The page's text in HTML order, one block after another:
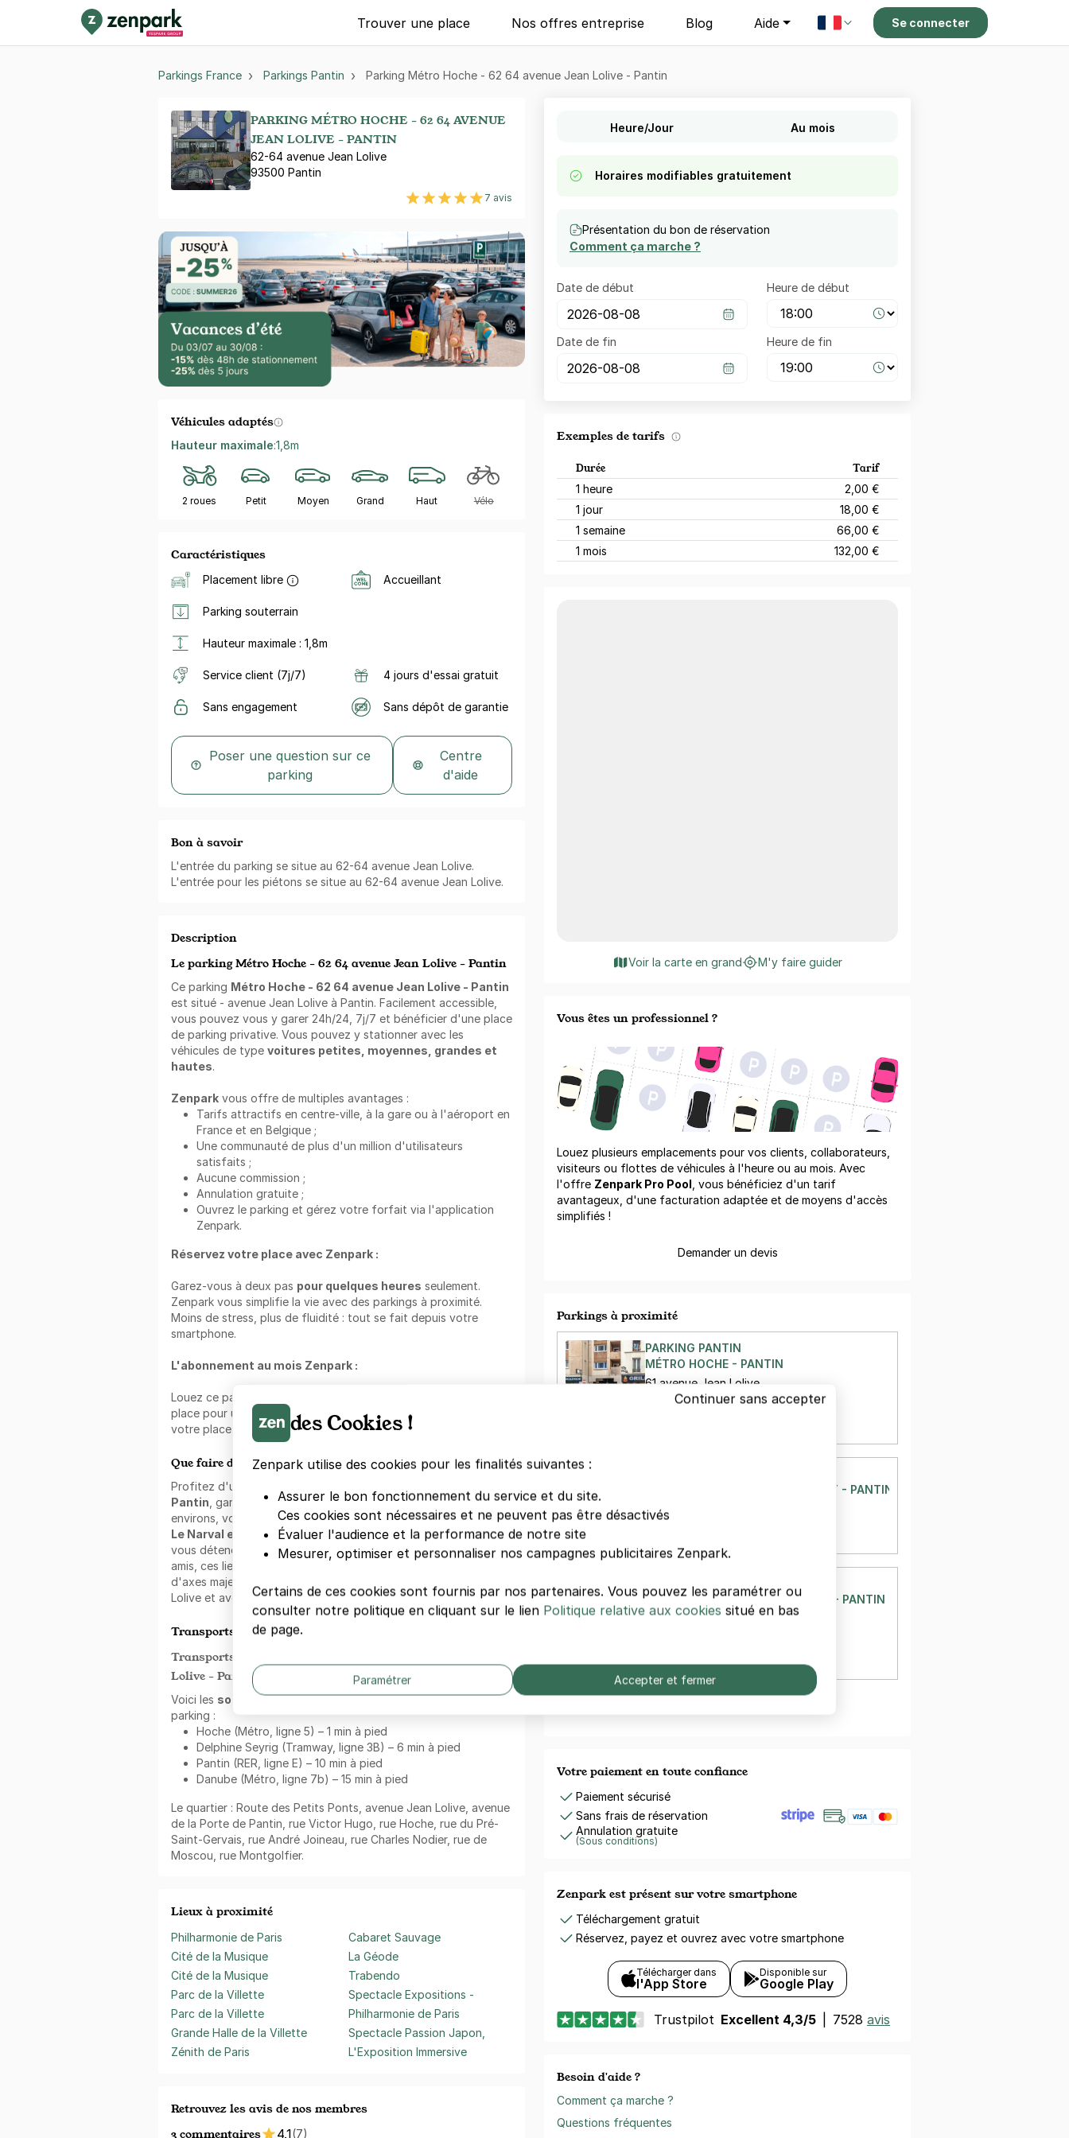
Trouver une place Nos offres entreprise Blog Aide Se connecter
Parkings France Parkings Pantin Parking Métro Hoche - 62 64 avenue Jean Lolive - Pantin
PARKING MÉTRO HOCHE - 62 64 AVENUE
JEAN LOLIVE - PANTIN
62-64 avenue Jean Lolive
93500 Pantin
7 avis
Véhicules adaptés
Hauteur maximale:1,8m
2 roues Petit Moyen Grand Haut Vélo
Caractéristiques
Placement libre Accueillant
Parking souterrain
Hauteur maximale : 1,8m
Service client (7j/7) 4 jours d'essai gratuit
Sans engagement Sans dépôt de garantie
Poser une question sur ce
parking
Centre
d'aide
Bon à savoir
L'entrée du parking se situe au 62-64 avenue Jean Lolive.
L'entrée pour les piétons se situe au 62-64 avenue Jean Lolive.
Description
Le parking Métro Hoche - 62 64 avenue Jean Lolive - Pantin
Ce parking Métro Hoche - 62 64 avenue Jean Lolive - Pantin
est situé - avenue Jean Lolive à Pantin. Facilement accessible,
vous pouvez vous y garer 24h/24, 7j/7 et bénéficier d'une place
de parking privative. Vous pouvez y stationner avec les
véhicules de type voitures petites, moyennes, grandes et
hautes.
Zenpark vous offre de multiples avantages :
Tarifs attractifs en centre-ville, à la gare ou à l'aéroport en
France et en Belgique ;
Une communauté de plus d'un million d'utilisateurs
satisfaits ;
Aucune commission ;
Annulation gratuite ;
Ouvrez le parking et gérez votre forfait via l'application
Zenpark.
Réservez votre place avec Zenpark :
Garez-vous à deux pas pour quelques heures seulement.
Zenpark vous simplifie la vie avec des parkings à proximité.
Moins de stress, plus de fluidité : tout se fait depuis votre
smartphone.
L'abonnement au mois Zenpark :
Louez ce parking avec un abonnement au mois. Louez votre
place pour une durée prolongée avec cette offre. Réservez
votre place et profitez d'un stationnement serein, sans surcoût.
Que faire dans les alentours ?
Profitez d'un stationnement Zenpark à deux pas de
Pantin , garantissant un accès sans encombre. Dans les
environs, vous aurez l'occasion de visiterLa nouvelle Marina,
Le Narval et La Poste - Pantin Principal. Que vous souhaitiez
vous détendre seul ou partager un bon moment à deux ou entre
amis, ces lieux sont idéaux. Le quartier est structuré autour
d'axes majeurs comme Route des Petits Ponts, avenue Jean
Lolive et avenue de la Porte de Pantin.
Transports en commun à proximité du parking
Transports à proximité du Métro Hoche - 62 64 avenue Jean
Lolive - Pantin
Voici les solutions de transport en communautour de ce
parking :
Hoche (Métro, ligne 5) – 1 min à pied
Delphine Seyrig (Tramway, ligne 3B) – 6 min à pied
Pantin (RER, ligne E) – 10 min à pied
Danube (Métro, ligne 7b) – 15 min à pied
Le quartier : Route des Petits Ponts, avenue Jean Lolive, avenue
de la Porte de Pantin, rue Victor Hugo, rue Hoche, rue du Pré-
Saint-Gervais, rue André Joineau, rue Charles Nodier, rue de
Moscou, rue Montgolfier.
Lieux à proximité
Philharmonie de Paris
Cité de la Musique
Cité de la Musique
Parc de la Villette
Parc de la Villette
Grande Halle de la Villette
Zénith de Paris
Cabaret Sauvage
La Géode
Trabendo
Spectacle Expositions -
Philharmonie de Paris
Spectacle Passion Japon,
L'Exposition Immersive
Retrouvez les avis de nos membres
3 commentaires
4.1(7)
Au mois
Heure/Jour
Horaires modifiables gratuitement
Présentation du bon de réservation
Comment ça marche ?
Date de début Heure de début
Date de fin Heure de fin
Exemples de tarifs
Durée
Tarif
1 heure
2,00 €
1 jour
18,00 €
1 semaine
66,00 €
1 mois
132,00 €
Voir la carte en grand M'y faire guider
Vous êtes un professionnel ?
Louez plusieurs emplacements pour vos clients, collaborateurs,
visiteurs ou flottes de véhicules à l'heure ou au mois. Avec
l'offre Zenpark Pro Pool , vous bénéficiez d'un tarif
avantageux, d'une facturation adaptée et de moyens d'accès
simplifiés !
Demander un devis
Parkings à proximité
PARKING PANTIN
MÉTRO HOCHE - PANTIN
61 avenue Jean Lolive
93500 Pantin
à 51 m
PARC STALINGRAD - RUE LESAULT - PANTIN
14 rue Lesault
93500 Pantin
PARKING PANTIN
MÉTRO HOCHE - RUE SCANDICCI - PANTIN
23 rue Scandicci
2 €/heure, 18 €/jour,66 €/semaine
Votre paiement en toute confiance
Paiement sécurisé
Sans frais de réservation
Annulation gratuite
(Sous conditions)
Zenpark est présent sur votre smartphone
Téléchargement gratuit
Réservez, payez et ouvrez avec votre smartphone
Télécharger dans
l'App Store
Disponible sur
Google Play
Trustpilot Excellent 4,3/5 7528 avis
Besoin d'aide ?
Comment ça marche ?
Questions fréquentes
Continuer sans accepter
des Cookies !
Zenpark utilise des cookies pour les finalités suivantes :
Assurer le bon fonctionnement du service et du site.
Ces cookies sont nécessaires et ne peuvent pas être désactivés
Évaluer l'audience et la performance de notre site
Mesurer, optimiser et personnaliser nos campagnes publicitaires Zenpark.
Certains de ces cookies sont fournis par nos partenaires. Vous pouvez les paramétrer ou
consulter notre politique en cliquant sur le lien Politique relative aux cookies situé en bas
de page.
Paramétrer Accepter et fermer